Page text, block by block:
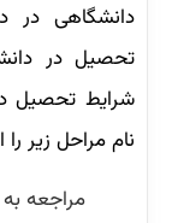
دانشگاهی در
تحصیل در
شرایط تحصیل
نام مراحل زیر
مراجعه